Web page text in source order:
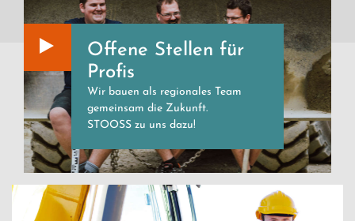
Offene Stellen für
Profis
Wir bauen als regionales Team
gemeinsam die Zukunft.
STOOSS zu uns dazu!